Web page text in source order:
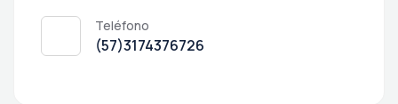
Teléfono
(57)3174376726